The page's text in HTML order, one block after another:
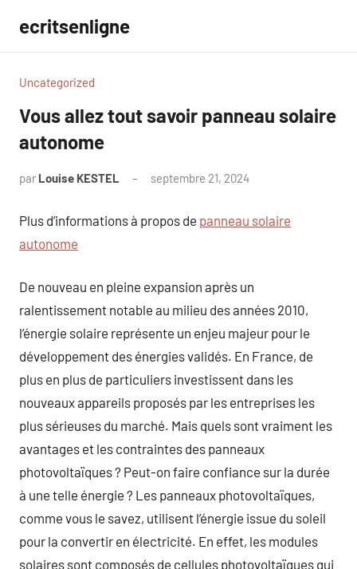
contenu
ecritsenligne
Uncategorized
Vous allez tout savoir panneau solaire
autonome
par Louise KESTEL septembre 21, 2024
Plus d’informations à propos de panneau solaire
autonome
De nouveau en pleine expansion après un
ralentissement notable au milieu des années 2010,
l’énergie solaire représente un enjeu majeur pour le
développement des énergies validés. En France, de
plus en plus de particuliers investissent dans les
nouveaux appareils proposés par les entreprises les
plus sérieuses du marché. Mais quels sont vraiment les
avantages et les contraintes des panneaux
photovoltaïques ? Peut-on faire confiance sur la durée
à une telle énergie ? Les panneaux photovoltaïques,
comme vous le savez, utilisent l’énergie issue du soleil
pour la convertir en électricité. En effet, les modules
solaires sont composés de cellules photovoltaïques qui